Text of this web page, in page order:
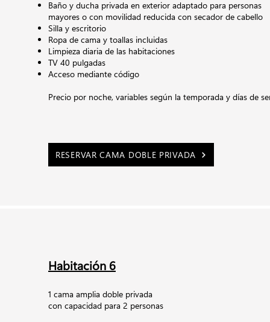
Baño y ducha privada en exterior adaptado para personas
mayores o con movilidad reducida con secador de cabello
Silla y escritorio
Ropa de cama y toallas incluidas
Limpieza diaria de las habitaciones
TV 40 pulgadas
Acceso mediante código
Precio por noche, variables según la temporada y días de
RESERVAR CAMA DOBLE PRIVADA
Habitación 6
1 cama amplia doble privada
con capacidad para 2 personas